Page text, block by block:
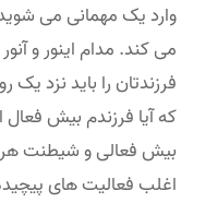
وارد یک مهمانی می شوید
می کند. مدام اینور و
فرزندتان را باید نزد
که آیا فرزندم بیش
بیش فعالی و شیطنت هر
اغلب فعالیت های